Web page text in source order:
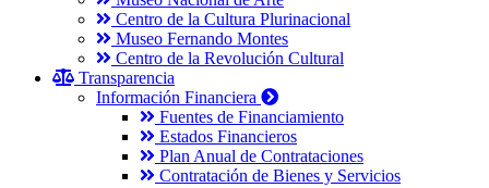
Centro de la Cultura Plurinacional
Museo Fernando Montes
Centro de la Revolución Cultural
Transparencia
Información Financiera
Fuentes de Financiamiento
Estados Financieros
Plan Anual de Contrataciones
Contratación de Bienes y Servicios